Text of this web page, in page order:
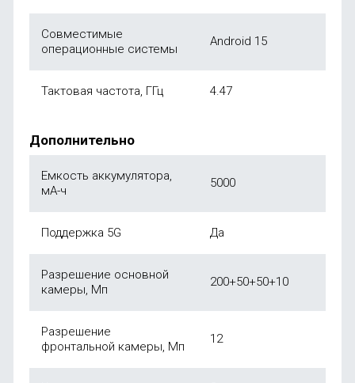
Совместимые
операционные системы
Android 15
Тактовая частота, ГГц 4.47
Дополнительно
Емкость аккумулятора,
мА-ч
5000
Поддержка 5G Да
Разрешение основной
камеры, Мп
200+50+50+10
Разрешение
фронтальной камеры, Мп
12